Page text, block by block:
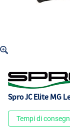
Spro JC Elite MG
Tempi di